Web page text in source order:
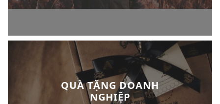
QUÀ TẶNG DOANH
NGHIỆP